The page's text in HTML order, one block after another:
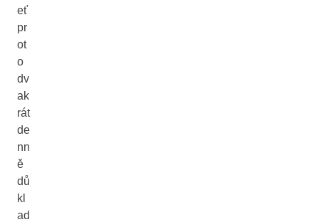
eť
pr
ot
o
dv
ak
rát
de
nn
ě
dů
kl
ad